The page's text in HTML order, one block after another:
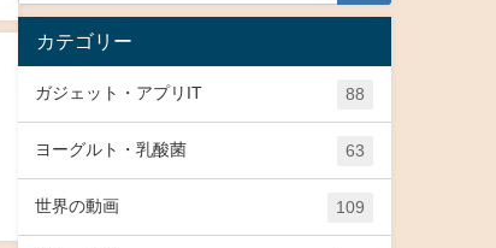
カテゴリー
ガジェット・アプリIT 88
ヨーグルト・乳酸菌 63
世界の動画 109